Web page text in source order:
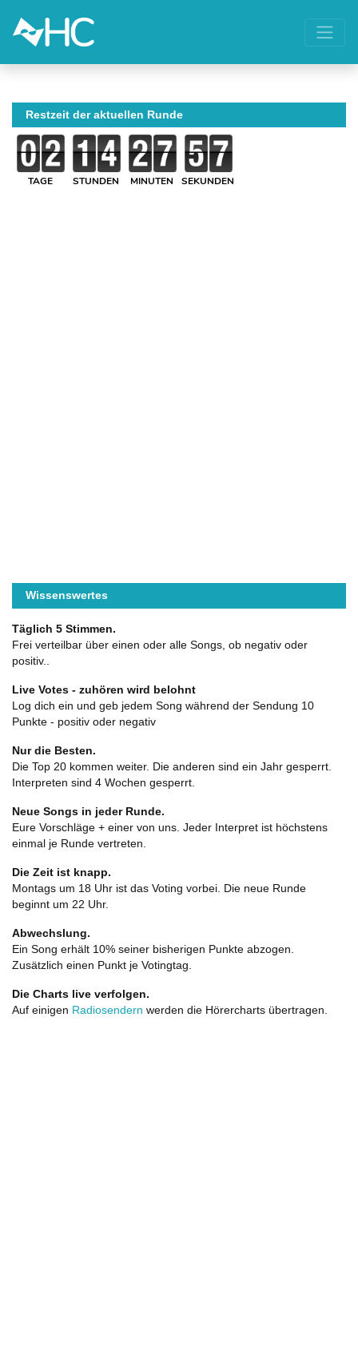
Restzeit der aktuellen Runde
TAGE STUNDEN MINUTEN SEKUNDEN
Wissenswertes
Täglich 5 Stimmen.
Frei verteilbar über einen oder alle Songs, ob negativ oder
positiv..
Live Votes - zuhören wird belohnt
Log dich ein und geb jedem Song während der Sendung 10
Punkte - positiv oder negativ
Nur die Besten.
Die Top 20 kommen weiter. Die anderen sind ein Jahr gesperrt.
Interpreten sind 4 Wochen gesperrt.
Neue Songs in jeder Runde.
Eure Vorschläge + einer von uns. Jeder Interpret ist höchstens
einmal je Runde vertreten.
Die Zeit ist knapp.
Montags um 18 Uhr ist das Voting vorbei. Die neue Runde
beginnt um 22 Uhr.
Abwechslung.
Ein Song erhält 10% seiner bisherigen Punkte abzogen.
Zusätzlich einen Punkt je Votingtag.
Die Charts live verfolgen.
Auf einigen Radiosendern werden die Hörercharts übertragen.